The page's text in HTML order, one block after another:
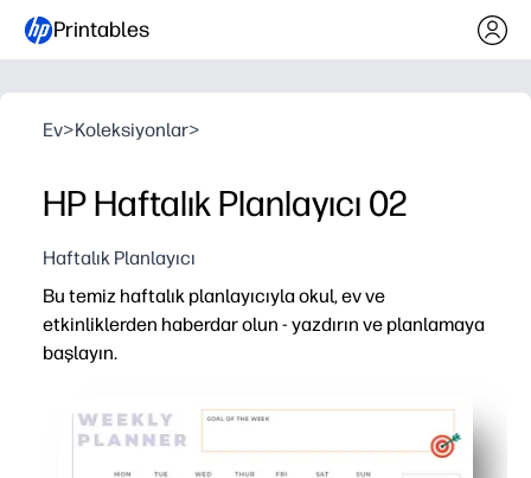
Printables
Ev>Koleksiyonlar>
HP Haftalık Planlayıcı 02
Haftalık Planlayıcı
Bu temiz haftalık planlayıcıyla okul, ev ve
etkinliklerden haberdar olun - yazdırın ve planlamaya
başlayın.
Yazdırma ve kullanma kolaylığı elde edersiniz -
Açık haftalık ızgara, sınıfları, uygulamaları ve